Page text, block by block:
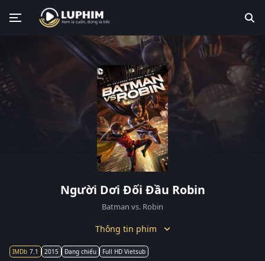
Người Dơi Đối Đầu Robin
Batman vs. Robin
Thông tin phim
7.1 2015 Đang chiếu Full HD Vietsub